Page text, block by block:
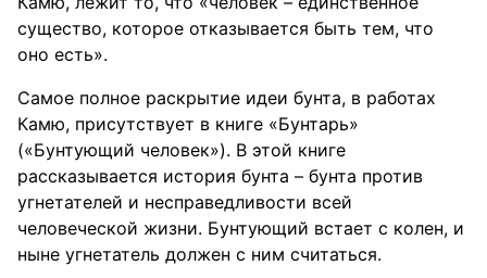
существо, которое отказывается быть тем, что
оно есть».
Самое полное раскрытие идеи бунта, в работах
Камю, присутствует в книге «Бунтарь»
(«Бунтующий человек»). В этой книге
рассказывается история бунта – бунта против
угнетателей и несправедливости всей
человеческой жизни. Бунтующий встает с колен, и
ныне угнетатель должен с ним считаться.